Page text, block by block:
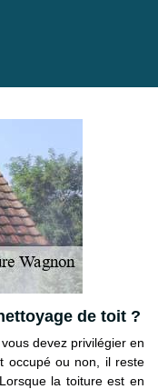
de toit ?
devez privilégier en
occupé ou non, il reste
la toiture est en